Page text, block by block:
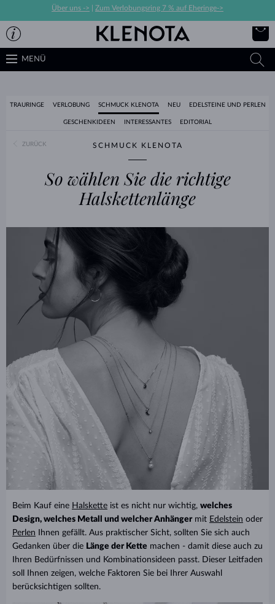
Über uns -> Zum Verlobungsring 7 % auf Eheringe->
MENÜ
TRAURINGE VERLOBUNG SCHMUCK KLENOTA NEU EDELSTEINE UND PERLEN
GESCHENKIDEEN INTERESSANTES EDITORIAL
ZURÜCK SCHMUCK KLENOTA
So wählen Sie die richtige
Halskettenlänge
Beim Kauf eine Halskette ist es nicht nur wichtig, welches
Design, welches Metall und welcher Anhänger mit Edelstein oder
Perlen
Ihnen gefällt. Aus praktischer Sicht, sollten Sie sich auch
Gedanken über die Länge der Kette machen - damit diese auch zu
Ihren Bedürfnissen und Kombinationsideen passt. Dieser Leitfaden
soll Ihnen zeigen, welche Faktoren Sie bei Ihrer Auswahl
berücksichtigen sollten.